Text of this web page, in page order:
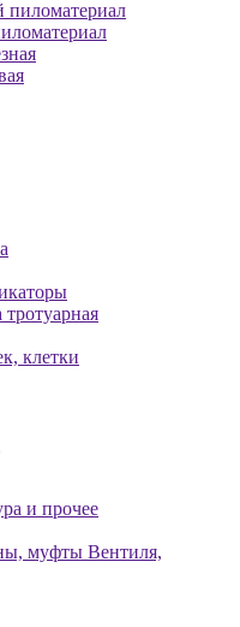
клетки
и прочее
Вентиля,